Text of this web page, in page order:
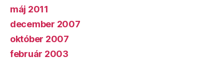
máj 2011
december 2007
október 2007
február 2003